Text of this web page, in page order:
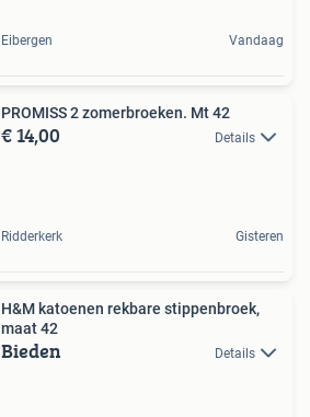
Eibergen Vandaag
PROMISS 2 zomerbroeken. Mt 42
€ 14,00 Details
Ridderkerk Gisteren
H&M katoenen rekbare stippenbroek,
maat 42
Bieden Details